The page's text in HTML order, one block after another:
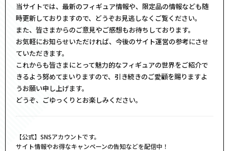
当サイトでは、最新のフィギュア情報や、限定品の情報なども随
時更新しておりますので、どうぞお見逃しなくご覧ください。
また、皆さまからのご意見やご感想もお待ちしております。
お気軽にお知らせいただければ、今後のサイト運営の参考にさせ
ていただきます。
これからも皆さまにとって魅力的なフィギュアの世界をご紹介で
きるよう努めてまいりますので、引き続きのご愛顧を賜りますよ
うお願い申し上げます。
どうぞ、ごゆっくりとお楽しみください。
【公式】SNSアカウントです。
サイト情報やお得なキャンペーンの告知などを配信中！